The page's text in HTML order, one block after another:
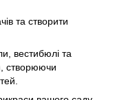
та створити
вестибюлі та
створюючи